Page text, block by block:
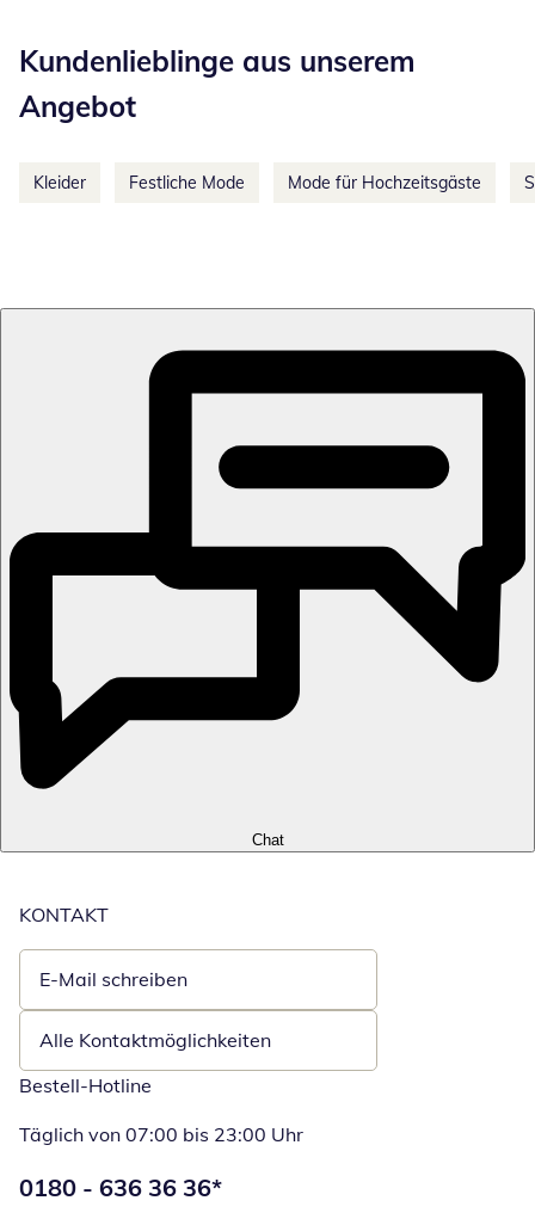
Kundenlieblinge aus unserem
Angebot
Kleider Festliche Mode Mode für Hochzeitsgäste
Chat
KONTAKT
E-Mail schreiben
Öffnet E-Mail-Client
Alle Kontaktmöglichkeiten
Bestell-Hotline
Täglich von 07:00 bis 23:00 Uhr
Telefonnummer:
0180 - 636 36 36*